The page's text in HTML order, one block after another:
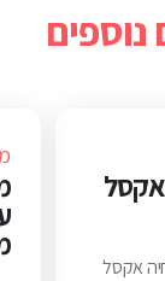
אקסל
אקסל